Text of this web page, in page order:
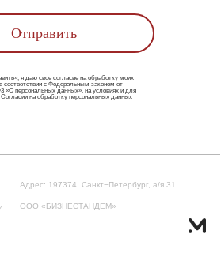
Отправить
я даю свое согласие на обработку моих
соответствии с Федеральным законом от
«О персональных данных», на условиях и для
на обработку персональных данных